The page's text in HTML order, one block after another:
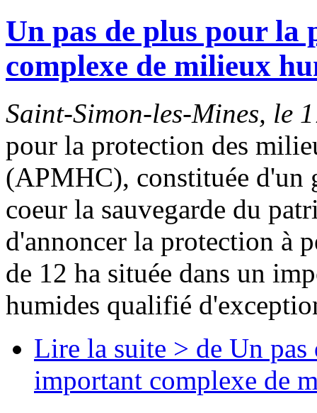
Un pas de plus pour
complexe de milieux
Saint-Simon-les-Mines, le
pour la protection des
(APMHC), constituée d'un
coeur la sauvegarde du
d'annoncer la protection à
de 12 ha située dans un
humides qualifié
Lire la suite > de Un
important complexe de